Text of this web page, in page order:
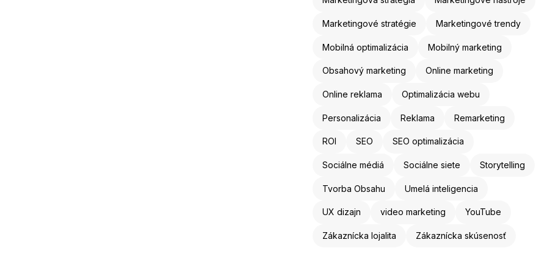
Marketingové stratégie Marketingové trendy
Mobilná optimalizácia Mobilný marketing
Obsahový marketing Online marketing
Online reklama Optimalizácia webu
Personalizácia Reklama Remarketing
ROI SEO SEO optimalizácia
Sociálne médiá Sociálne siete Storytelling
Tvorba Obsahu Umelá inteligencia
UX dizajn video marketing YouTube
Zákaznícka lojalita Zákaznícka skúsenosť